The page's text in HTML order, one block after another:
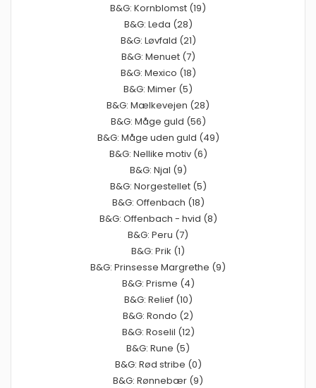
B&G: Kornblomst (19)
B&G: Leda (28)
B&G: Løvfald (21)
B&G: Menuet (7)
B&G: Mexico (18)
B&G: Mimer (5)
B&G: Mælkevejen (28)
B&G: Måge guld (56)
B&G: Måge uden guld (49)
B&G: Nellike motiv (6)
B&G: Njal (9)
B&G: Norgestellet (5)
B&G: Offenbach (18)
B&G: Offenbach - hvid (8)
B&G: Peru (7)
B&G: Prik (1)
B&G: Prinsesse Margrethe (9)
B&G: Prisme (4)
B&G: Relief (10)
B&G: Rondo (2)
B&G: Roselil (12)
B&G: Rune (5)
B&G: Rød stribe (0)
B&G: Rønnebær (9)